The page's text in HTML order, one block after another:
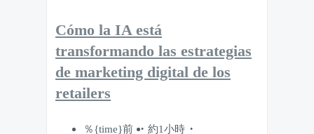
Cómo la IA está
transformando las estrategias
de marketing digital de los
retailers
％{time}前 約1小時